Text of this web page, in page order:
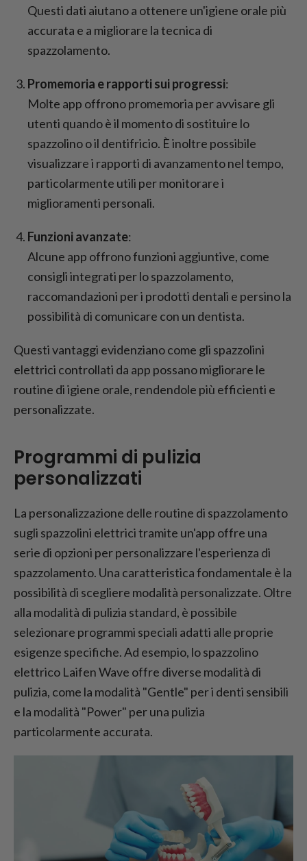
Questi dati aiutano a ottenere un'igiene orale più
accurata e a migliorare la tecnica di
spazzolamento.
Promemoria e rapporti sui progressi:
Molte app offrono promemoria per avvisare gli
utenti quando è il momento di sostituire lo
spazzolino o il dentifricio. È inoltre possibile
visualizzare i rapporti di avanzamento nel tempo,
particolarmente utili per monitorare i
miglioramenti personali.
Funzioni avanzate:
Alcune app offrono funzioni aggiuntive, come
consigli integrati per lo spazzolamento,
raccomandazioni per i prodotti dentali e persino la
possibilità di comunicare con un dentista.
Questi vantaggi evidenziano come gli spazzolini
elettrici controllati da app possano migliorare le
routine di igiene orale, rendendole più efficienti e
personalizzate.
Programmi di pulizia
personalizzati
La personalizzazione delle routine di spazzolamento
sugli spazzolini elettrici tramite un'app offre una
serie di opzioni per personalizzare l'esperienza di
spazzolamento. Una caratteristica fondamentale è la
possibilità di scegliere modalità personalizzate. Oltre
alla modalità di pulizia standard, è possibile
selezionare programmi speciali adatti alle proprie
esigenze specifiche. Ad esempio, lo spazzolino
elettrico Laifen Wave offre diverse modalità di
pulizia, come la modalità "Gentle" per i denti sensibili
e la modalità "Power" per una pulizia
particolarmente accurata.